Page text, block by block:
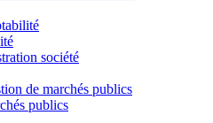
société
de marchés publics
publics